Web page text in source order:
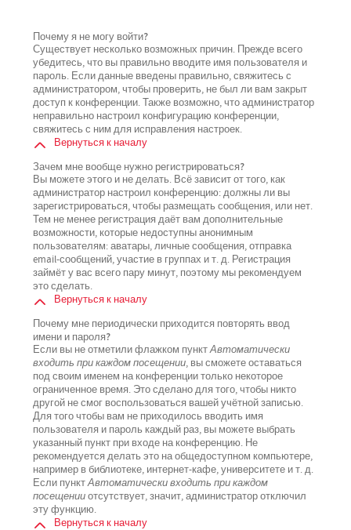
Почему я не могу войти?
Существует несколько возможных причин. Прежде всего
убедитесь, что вы правильно вводите имя пользователя и
пароль. Если данные введены правильно, свяжитесь с
администратором, чтобы проверить, не был ли вам закрыт
доступ к конференции. Также возможно, что администратор
неправильно настроил конфигурацию конференции,
свяжитесь с ним для исправления настроек.
Вернуться к началу
Зачем мне вообще нужно регистрироваться?
Вы можете этого и не делать. Всё зависит от того, как
администратор настроил конференцию: должны ли вы
зарегистрироваться, чтобы размещать сообщения, или нет.
Тем не менее регистрация даёт вам дополнительные
возможности, которые недоступны анонимным
пользователям: аватары, личные сообщения, отправка
email-сообщений, участие в группах и т. д. Регистрация
займёт у вас всего пару минут, поэтому мы рекомендуем
это сделать.
Вернуться к началу
Почему мне периодически приходится повторять ввод
имени и пароля?
Если вы не отметили флажком пунктАвтоматически
входить при каждом посещении, вы сможете оставаться
под своим именем на конференции только некоторое
ограниченное время. Это сделано для того, чтобы никто
другой не смог воспользоваться вашей учётной записью.
Для того чтобы вам не приходилось вводить имя
пользователя и пароль каждый раз, вы можете выбрать
указанный пункт при входе на конференцию. Не
рекомендуется делать это на общедоступном компьютере,
например в библиотеке, интернет-кафе, университете и т. д.
Если пунктАвтоматически входить при каждом
посещенииотсутствует, значит, администратор отключил
эту функцию.
Вернуться к началу